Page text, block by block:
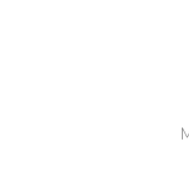
Ürün
Ürün fiyatı diğer
Bu ürüne benzer